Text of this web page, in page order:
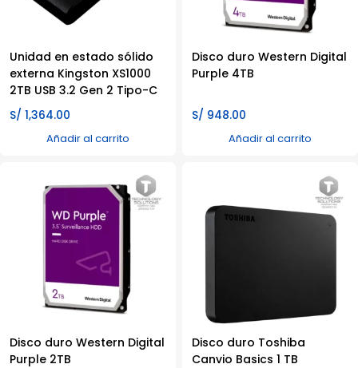
Unidad en estado sólido
externa Kingston XS1000
2TB USB 3.2 Gen 2 Tipo-C
S/ 1,364.00
Añadir al carrito
Disco duro Western Digital
Purple 4TB
S/ 948.00
Añadir al carrito
Disco duro Western Digital
Purple 2TB
Disco duro Toshiba
Canvio Basics 1 TB